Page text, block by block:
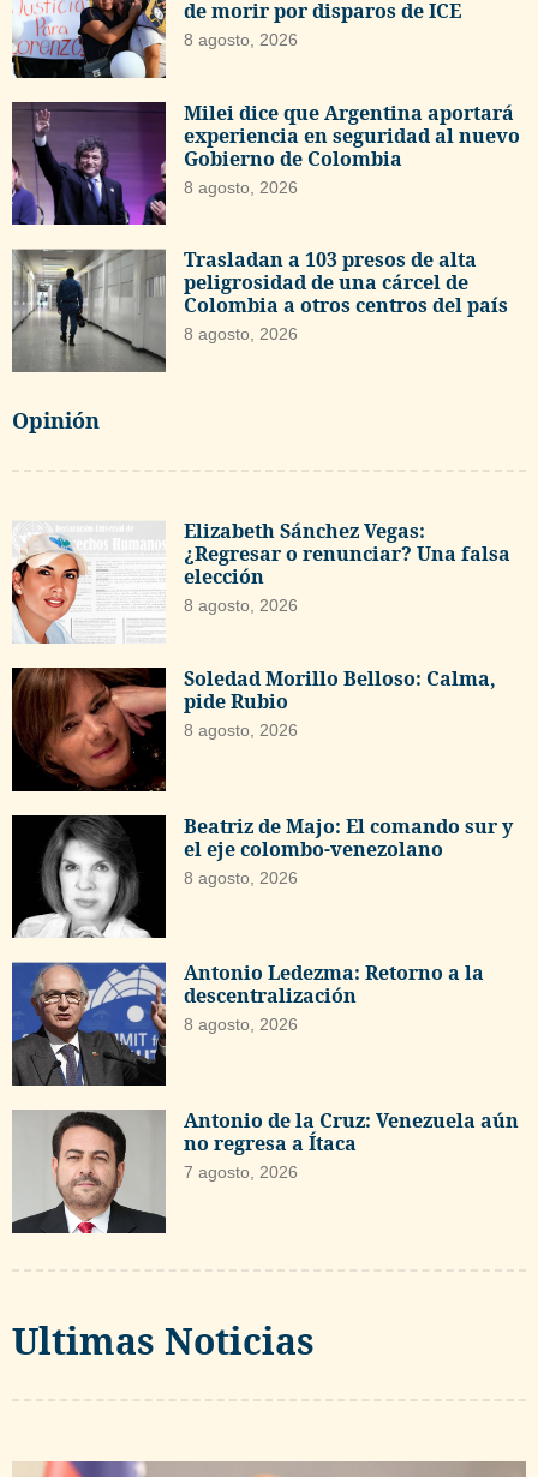
de morir por disparos de ICE
8 agosto, 2026
Milei dice que Argentina aportará
experiencia en seguridad al nuevo
Gobierno de Colombia
8 agosto, 2026
Trasladan a 103 presos de alta
peligrosidad de una cárcel de
Colombia a otros centros del país
8 agosto, 2026
Opinión
Elizabeth Sánchez Vegas:
¿Regresar o renunciar? Una falsa
elección
8 agosto, 2026
Soledad Morillo Belloso: Calma,
pide Rubio
8 agosto, 2026
Beatriz de Majo: El comando sur y
el eje colombo-venezolano
8 agosto, 2026
Antonio Ledezma: Retorno a la
descentralización
8 agosto, 2026
Antonio de la Cruz: Venezuela aún
no regresa a Ítaca
7 agosto, 2026
Ultimas Noticias